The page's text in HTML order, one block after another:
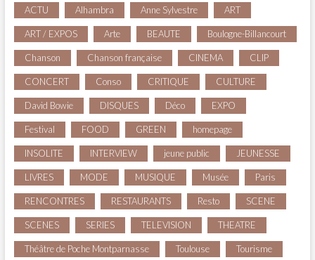
ACTU Alhambra Anne Sylvestre ART
ART / EXPOS Arte BEAUTE Boulogne-Billancourt
Chanson Chanson française CINEMA CLIP
CONCERT Conso CRITIQUE CULTURE
David Bowie DISQUES Déco EXPO
Festival FOOD GREEN homepage
INSOLITE INTERVIEW jeune public JEUNESSE
LIVRES MODE MUSIQUE Musée Paris
RENCONTRES RESTAURANTS Resto SCENE
SCENES SERIES TELEVISION THEATRE
Théâtre de Poche Montparnasse Toulouse Tourisme